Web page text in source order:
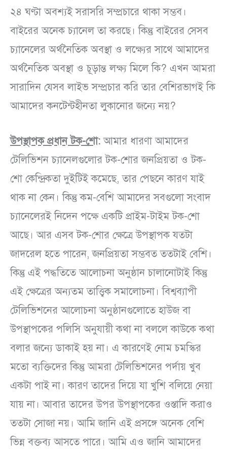
২৪ ঘণ্টা অবশ্যই সরাসরি সম্প্রচারে থাকা সম্ভব।
বাইরের অনেক চ্যানেল তা করছে। কিন্তু বাইরের সেসব
চ্যানেলের অর্থনৈতিক অবস্থা ও লক্ষ্যের সাথে আমাদের
অর্থনৈতিক অবস্থা ও চূড়ান্ত লক্ষ্য মিলে কি? এখন আমরা
সারাদিন যেসব লাইভ সম্প্রচার করি তার বেশিরভাগই কি
আমাদের কনটেন্টহীনতা লুকানোর জন্যে নয়?
উপস্থাপক প্রধান টক-শো: আমার ধারণা আমাদের
টেলিভিশন চ্যানেলগুলোর টক-শোর জনপ্রিয়তা ও টক-
শো কেন্দ্রিকতা দুইটিই কমেছে, তার পেছনে কারণ যাই
থাক না কেন। কিন্তু কম-বেশি আমাদের সবগুলো সংবাদ
চ্যানেলেরই নিদেন পক্ষে একটি প্রাইম-টাইম টক-শো
আছে। আর এসব টক-শোর ক্ষেত্রে উপস্থাপক যতটা
জাদরেল হতে পারেন, জনপ্রিয়তা সম্ভবত ততটাই বেশি।
কিন্তু এই পদ্ধতিতে আলোচনা অনুষ্ঠান চালানোটাই কিন্তু
এই ক্ষেত্রের অন্যতম তাত্ত্বিক সমালোচনা। বিশ্বব্যাপী
টেলিভিশনের আলোচনা অনুষ্ঠানগুলোতে হাউজ বা
উপস্থাপকের পলিসি অনুযায়ী কথা না বললে কাউকে কথা
বলার জন্যে ডাকাই হয় না। এ কারণেই নোম চমস্কির
মতো ব্যক্তিদের কিন্তু আমরা টেলিভিশনের পর্দায় খুব
একটা পাই না। কারণ তাদের দিয়ে যা খুশি বলিয়ে নেয়া
যায় না। আবার তাদের উপর উপস্থাপকের ওস্তাদি করাও
ততটা সোজা নয়। আমি জানি এই প্রসঙ্গে অনেক বেশি
ভিন্ন বক্তব্য আসতে পারে। আমি এও জানি আমাদের